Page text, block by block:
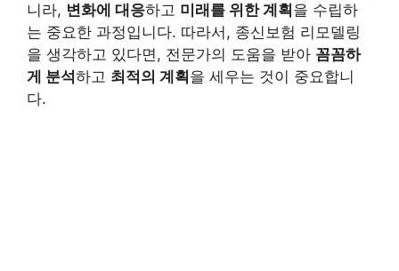
니라, 변화에 대응하고 미래를 위한 계획 을 수립하
는 중요한 과정입니다. 따라서, 종신보험 리모델링
을 생각하고 있다면, 전문가의 도움을 받아 꼼꼼하
게 분석하고 최적의 계획 을 세우는 것이 중요합니
다.